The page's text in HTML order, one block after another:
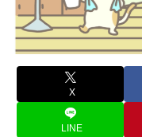
X
LINE